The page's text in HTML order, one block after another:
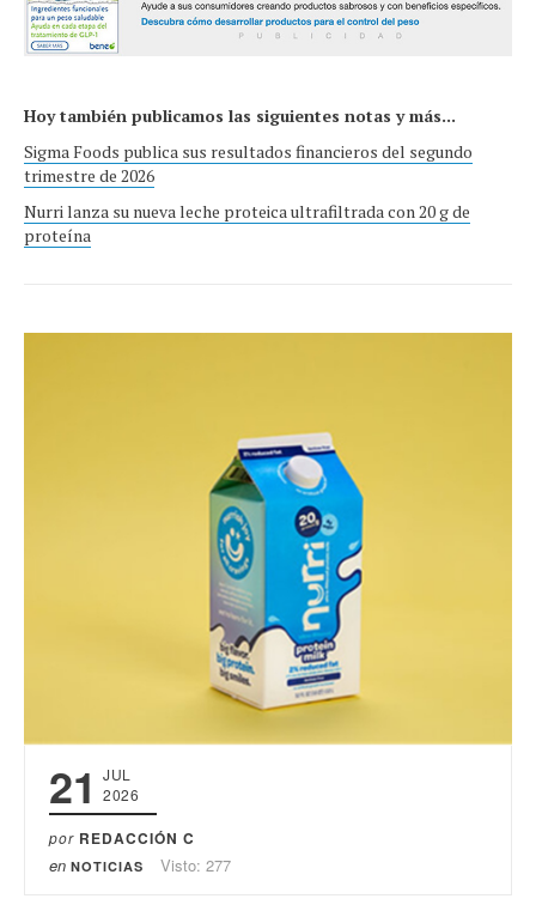
Hoy también publicamos las siguientes notas y más...
Sigma Foods publica sus resultados financieros del segundo
trimestre de 2026
Nurri lanza su nueva leche proteica ultrafiltrada con 20 g de
proteína
21
JUL
2026
por REDACCIÓN C
en NOTICIAS Visto: 277